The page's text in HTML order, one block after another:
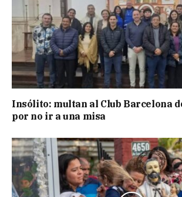
Insólito: multan al Club Barcelona
por no ir a una misa